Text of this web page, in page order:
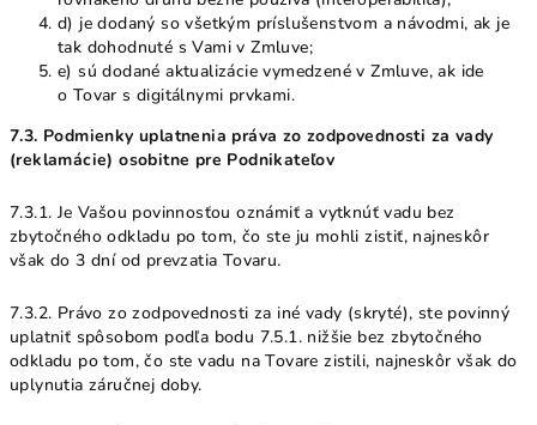
d) je dodaný so všetkým príslušenstvom a návodmi, ak je
tak dohodnuté s Vami v Zmluve;
e) sú dodané aktualizácie vymedzené v Zmluve, ak ide
o Tovar s digitálnymi prvkami.
7.3. Podmienky uplatnenia práva zo zodpovednosti za vady
(reklamácie) osobitne pre Podnikateľov
7.3.1. Je Vašou povinnosťou oznámiť a vytknúť vadu bez
zbytočného odkladu po tom, čo ste ju mohli zistiť, najneskôr
však do 3 dní od prevzatia Tovaru.
7.3.2. Právo zo zodpovednosti za iné vady (skryté), ste povinný
uplatniť spôsobom podľa bodu 7.5.1. nižšie bez zbytočného
odkladu po tom, čo ste vadu na Tovare zistili, najneskôr však do
uplynutia záručnej doby.